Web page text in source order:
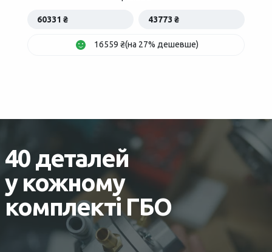
60331 ₴ 43773 ₴
16559 ₴(на 27% дешевше)
40 деталей
у кожному
комплекті ГБО